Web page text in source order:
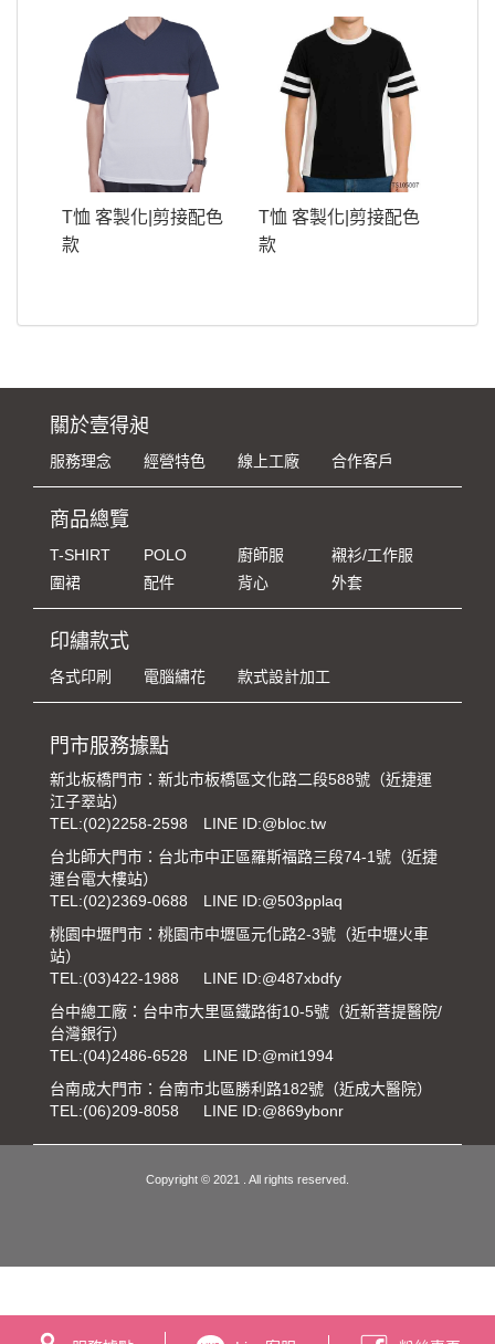
T恤 客製化|剪接配色
款
T恤 客製化|剪接配色
款
關於壹得昶
服務理念 經營特色 線上工廠 合作客戶
商品總覽
T-SHIRT POLO 廚師服
襯衫/工作服
圍裙
配件 背心 外套
印繡款式
各式印刷 電腦繡花 款式設計加工
門市服務據點
新北板橋門市：新北市板橋區文化路二段588號（近捷運
江子翠站）
TEL:(02)2258-2598
LINE ID:@bloc.tw
台北師大門市：台北市中正區羅斯福路三段74-1號（近捷
運台電大樓站）
TEL:(02)2369-0688
LINE ID:@503pplaq
桃園中壢門市：桃園市中壢區元化路2-3號（近中壢火車
站）
TEL:(03)422-1988
LINE ID:@487xbdfy
台中總工廠：台中市大里區鐵路街10-5號（近新菩提醫院/
台灣銀行）
TEL:(04)2486-6528
LINE ID:@mit1994
台南成大門市：台南市北區勝利路182號（近成大醫院）
TEL:(06)209-8058 LINE ID:@869ybonr
Copyright © 2021 . All rights reserved.